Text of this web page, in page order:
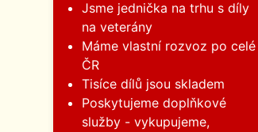
Jsme jednička na trhu s díly
na veterány
Máme vlastní rozvoz po celé
ČR
Tisíce dílů jsou skladem
Poskytujeme doplňkové
služby - vykupujeme,